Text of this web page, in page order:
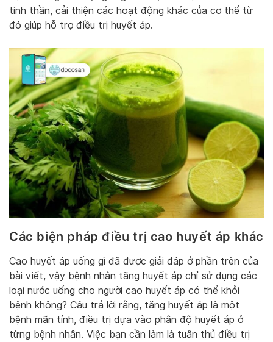
tinh thần, cải thiện các hoạt động khác của cơ thể từ
đó giúp hỗ trợ điều trị huyết áp.
Các biện pháp điều trị cao huyết áp khác
Cao huyết áp uống gì đã được giải đáp ở phần trên của
bài viết, vậy bệnh nhân tăng huyết áp chỉ sử dụng các
loại nước uống cho người cao huyết áp có thể khỏi
bệnh không? Câu trả lời rằng, tăng huyết áp là một
bệnh mãn tính, điều trị dựa vào phân độ huyết áp ở
từng bệnh nhân. Việc bạn cần làm là tuân thủ điều trị